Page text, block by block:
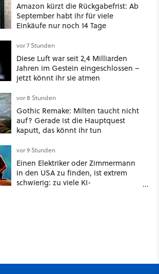
Amazon kürzt die Rückgabefrist: Ab
September habt ihr für viele
Einkäufe nur noch 14 Tage
vor 7 Stunden
Diese Luft war seit 2,4 Milliarden
Jahren im Gestein eingeschlossen –
jetzt könnt ihr sie atmen
vor 8 Stunden
Gothic Remake: Milten taucht nicht
auf? Gerade ist die Hauptquest
kaputt, das könnt ihr tun
vor 9 Stunden
Einen Elektriker oder Zimmermann
in den USA zu finden, ist extrem
schwierig: zu viele KI-